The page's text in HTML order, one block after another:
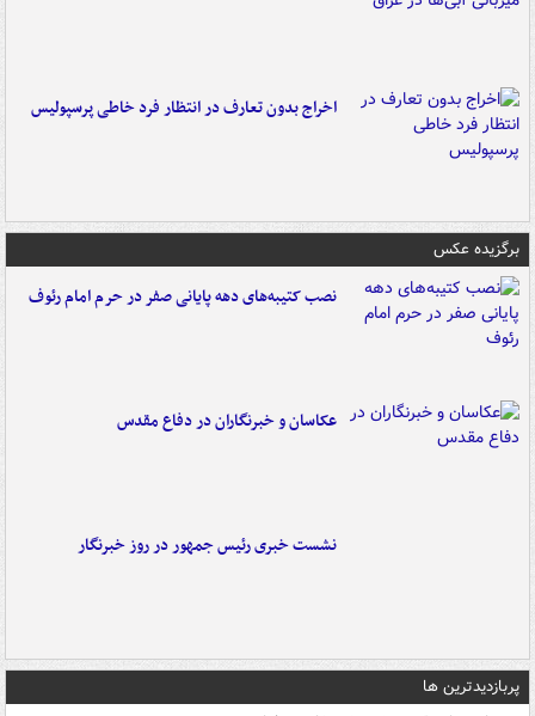
اخراج بدون تعارف در انتظار فرد خاطی پرسپولیس
برگزیده عکس
نصب کتیبه‌های دهه پایانی صفر در حرم امام رئوف
عکاسان و خبرنگاران در دفاع مقدس
نشست خبری رئیس جمهور در روز خبرنگار
پربازدیدترین ها